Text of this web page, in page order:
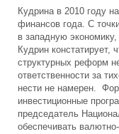
Кудрина в 2010 году
финансов года. С
в западную
Кудрин констатирует,
структурных реформ
ответственности за
нести не намерен.
инвестиционные
председатель
обеспечивать